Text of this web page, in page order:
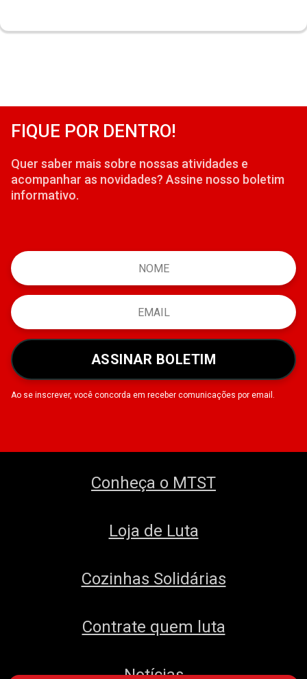
FIQUE POR DENTRO!
Quer saber mais sobre nossas atividades e
acompanhar as novidades? Assine nosso boletim
informativo.
ASSINAR BOLETIM
Ao se inscrever, você concorda em receber comunicações por email.
Conheça o MTST
Loja de Luta
Cozinhas Solidárias
Contrate quem luta
Notícias